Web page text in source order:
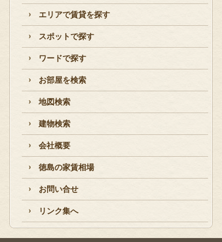
エリアで賃貸を探す
スポットで探す
ワードで探す
お部屋を検索
地図検索
建物検索
会社概要
徳島の家賃相場
お問い合せ
リンク集へ